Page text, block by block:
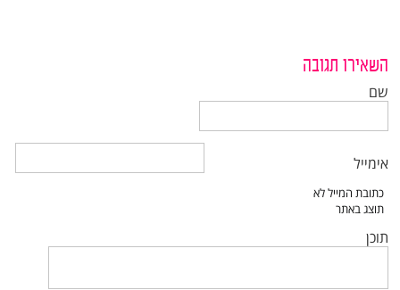
השאירו תגובה
שם
אימייל
תוכן